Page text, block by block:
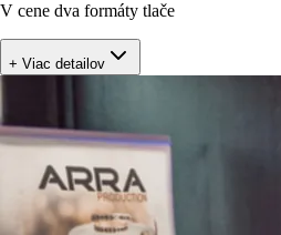
V cene dva formáty tlače
+ Viac detailov